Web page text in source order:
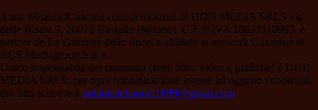
Il sito MilanistiChannel.com di titolarità di DDD MEDIA SRLS via
delle Risaie 3, 20079 Basiglio (Milano), C.F./P.IVA 10837110963, è
partner de La Gazzetta dello Sport e affiliato al network Gazzanet di
RCS Mediagroup S.p.a..
Unico responsabile dei contenuti (testi, foto, video e grafiche) è DDD
MEDIA SRLS; per ogni comunicazione avente ad oggetto i contenuti
del Sito scrivere a milanistichannel1899@gmail.com